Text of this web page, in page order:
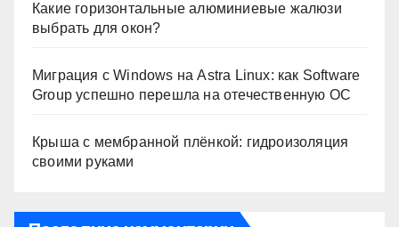
Какие горизонтальные алюминиевые жалюзи
выбрать для окон?
Миграция с Windows на Astra Linux: как Software
Group успешно перешла на отечественную ОС
Крыша с мембранной плёнкой: гидроизоляция
своими руками